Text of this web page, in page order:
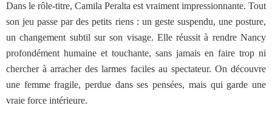
Dans le rôle-titre, Camila Peralta est vraiment impressionnante. Tout
son jeu passe par des petits riens : un geste suspendu, une posture,
un changement subtil sur son visage. Elle réussit à rendre Nancy
profondément humaine et touchante, sans jamais en faire trop ni
chercher à arracher des larmes faciles au spectateur. On découvre
une femme fragile, perdue dans ses pensées, mais qui garde une
vraie force intérieure.